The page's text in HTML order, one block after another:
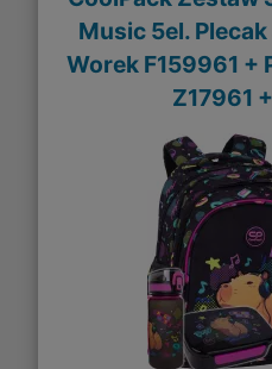
Music 5el.
Worek F159961 +
Z17961